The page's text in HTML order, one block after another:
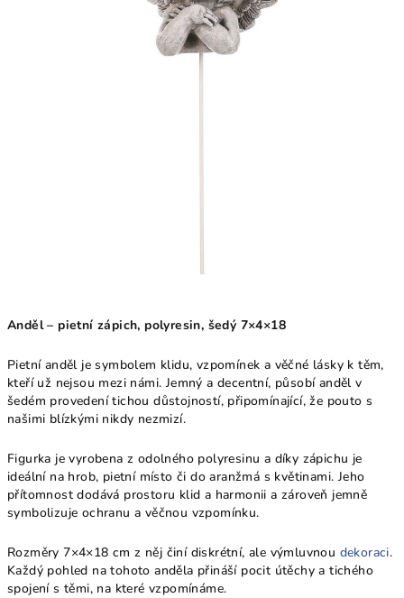
Anděl – pietní zápich, polyresin, šedý 7×4×18
Pietní anděl je symbolem klidu, vzpomínek a věčné lásky k těm,
kteří už nejsou mezi námi. Jemný a decentní, působí anděl v
šedém provedení tichou důstojností, připomínající, že pouto s
našimi blízkými nikdy nezmizí.
Figurka je vyrobena z odolného polyresinu a díky zápichu je
ideální na hrob, pietní místo či do aranžmá s květinami. Jeho
přítomnost dodává prostoru klid a harmonii a zároveň jemně
symbolizuje ochranu a věčnou vzpomínku.
Rozměry 7×4×18 cm z něj činí diskrétní, ale výmluvnou dekoraci.
Každý pohled na tohoto anděla přináší pocit útěchy a tichého
spojení s těmi, na které vzpomínáme.